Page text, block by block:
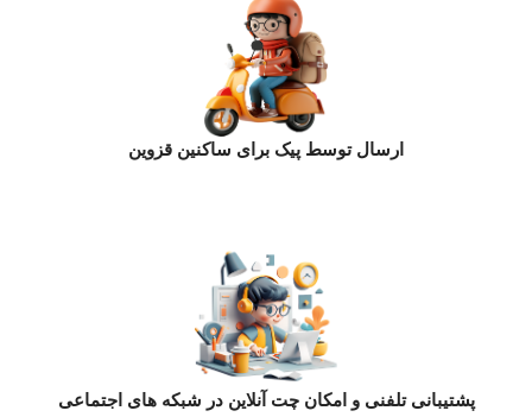
ارسال توسط پیک برای ساکنین قزوین
پشتیبانی تلفنی و امکان چت آنلاین در شبکه های اجتماعی